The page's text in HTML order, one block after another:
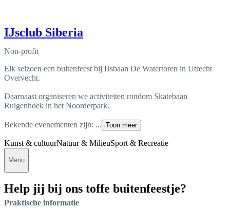
IJsclub Siberia
Non-profit
Elk seizoen een buitenfeest bij IJsbaan De Watertoren in Utrecht
Overvecht.
Daarnaast organiseren we activiteiten rondom Skatebaan
Ruigenhoek in het Noorderpark.
Bekende evenementen zijn: ... Toon meer
Kunst & cultuurNatuur & MilieuSport & Recreatie
Menu
Help jij bij ons toffe buitenfeestje?
Praktische informatie